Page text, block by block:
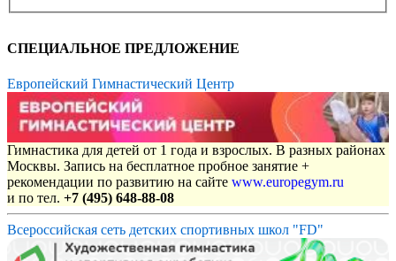
СПЕЦИАЛЬНОЕ ПРЕДЛОЖЕНИЕ
Европейский Гимнастический Центр
Гимнастика для детей от 1 года и взрослых. В разных районах
Москвы. Запись на бесплатное пробное занятие +
рекомендации по развитию на сайте www.europegym.ru
и по тел. +7 (495) 648-88-08
Всероссийская сеть детских спортивных школ "FD"